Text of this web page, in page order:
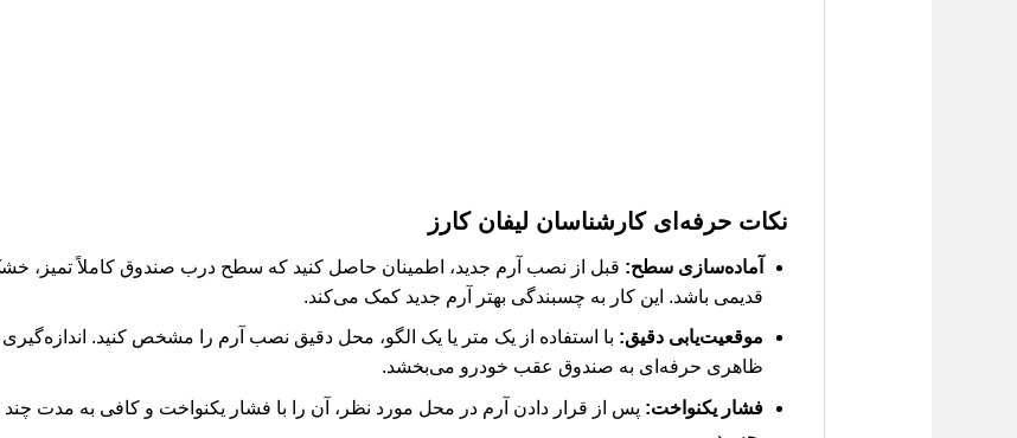
نکات حرفه‌ای کارشناسان لیفان کارز
آماده‌سازی سطح: قبل از نصب آرم جدید، اطمینان حاصل کنید که سطح درب صندوق کاملاً تمیز،
قدیمی باشد. این کار به چسبندگی بهتر آرم جدید کمک می‌کند.
موقعیت‌یابی دقیق: با استفاده از یک متر یا یک الگو، محل دقیق نصب آرم را مشخص کنید.
ظاهری حرفه‌ای به صندوق عقب خودرو می‌بخشد.
فشار یکنواخت: پس از قرار دادن آرم در محل مورد نظر، آن را با فشار یکنواخت و کافی به مدت